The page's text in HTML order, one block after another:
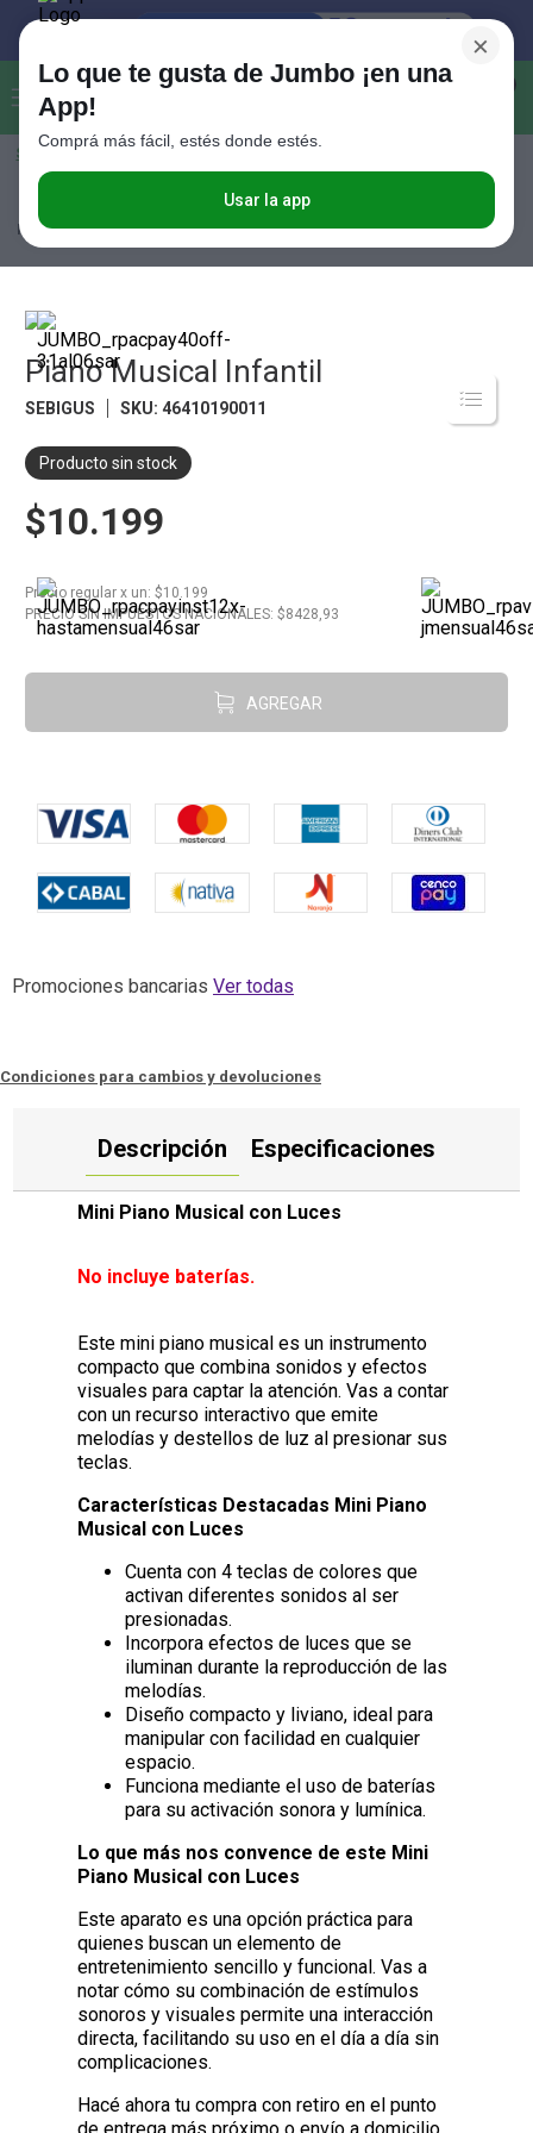
Buscar...
Seleccioná el método de entrega
×
Lo que te gusta de Jumbo ¡en una
App!
Comprá más fácil, estés donde estés.
Usar la app
Juguetes para Bebés
Infantil
Piano Musical Infantil
SEBIGUS SKU:46410190011
Producto sin stock
$10.199
Precio regular x un: $10.199
PRECIO SIN IMPUESTOS NACIONALES: $8428,93
AGREGAR
Promociones bancarias Ver todas
Condiciones para cambios y devoluciones
Descripción Especificaciones
Mini Piano Musical con Luces
No incluye baterías.
Este mini piano musical es un instrumento
compacto que combina sonidos y efectos
visuales para captar la atención. Vas a contar
con un recurso interactivo que emite
melodías y destellos de luz al presionar sus
teclas.
Características Destacadas Mini Piano
Musical con Luces
Cuenta con 4 teclas de colores que
activan diferentes sonidos al ser
presionadas.
Incorpora efectos de luces que se
iluminan durante la reproducción de las
melodías.
Diseño compacto y liviano, ideal para
manipular con facilidad en cualquier
espacio.
Funciona mediante el uso de baterías
para su activación sonora y lumínica.
Lo que más nos convence de este Mini
Piano Musical con Luces
Este aparato es una opción práctica para
quienes buscan un elemento de
entretenimiento sencillo y funcional. Vas a
notar cómo su combinación de estímulos
sonoros y visuales permite una interacción
directa, facilitando su uso en el día a día sin
complicaciones.
Hacé ahora tu compra con retiro en el punto
de entrega más próximo o envío a domicilio.
Términos más buscados
.
Valijas
Cerveza
Galletitas
Yerba
Juguetes
Carne